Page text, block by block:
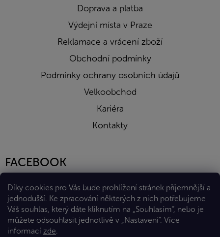
Díky cookies pro Vás bude prohlížení stránek příjemnější a
jednodušší. Ke zpracování některých z nich potřebujeme
Váš souhlas, který dáte kliknutím na „Souhlasím“, nebo je
můžete odsouhlasit jednotlivě v „Nastavení“. Více
informací zde.
Doprava a platba
Výdejní místa v Praze
Reklamace a vrácení zboží
Obchodní podmínky
Podmínky ochrany osobních údajů
Velkoobchod
Kariéra
Kontakty
FACEBOOK